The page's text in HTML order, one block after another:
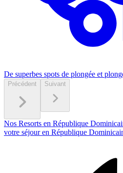
De superbes spots de plongée et
Précédent Suivant
Nos Resorts en République
votre séjour en République